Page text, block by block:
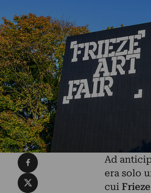
Ad
era solo
cui Frieze
Condividi su Facebook
Condividi su X